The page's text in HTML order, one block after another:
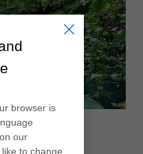
browser is
our
to change